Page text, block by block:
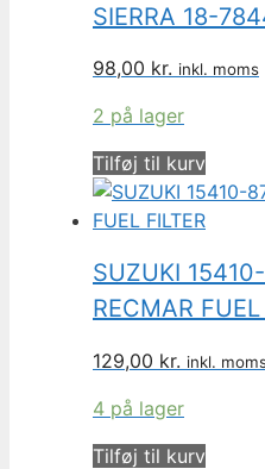
SIERRA 18-
98,00 kr. inkl. moms
2 på lager
Tilføj til kurv
SUZUKI
RECMAR FUEL
129,00 kr. inkl.
4 på lager
Tilføj til kurv